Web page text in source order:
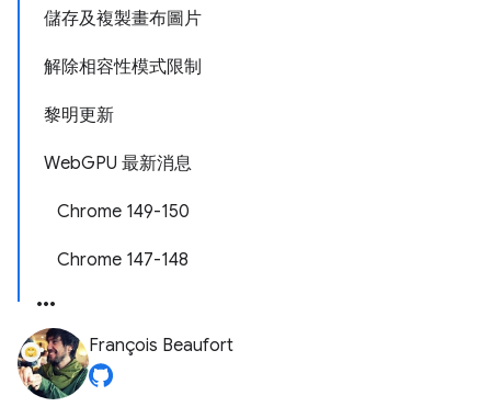
儲存及複製畫布圖片
解除相容性模式限制
黎明更新
WebGPU 最新消息
Chrome 149-150
Chrome 147-148
François Beaufort